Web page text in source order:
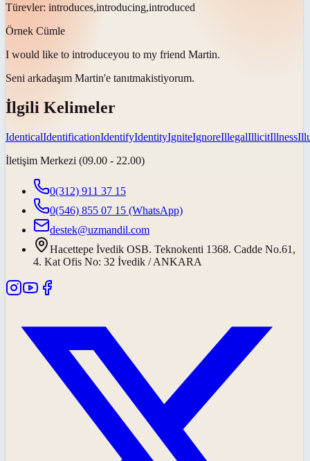
Türevler: introduces,introducing,introduced
Örnek Cümle
I would like to introduceyou to my friend Martin.
Seni arkadaşım Martin'e tanıtmakistiyorum.
İlgili Kelimeler
IdenticalIdentificationIdentifyIdentityIgniteIgnoreIllegalIllicitIllness
İletişim Merkezi (09.00 - 22.00)
0(312) 911 37 15
0(546) 855 07 15 (WhatsApp)
destek@uzmandil.com
Hacettepe İvedik OSB. Teknokenti 1368. Cadde No.61,
4. Kat Ofis No: 32 İvedik / ANKARA